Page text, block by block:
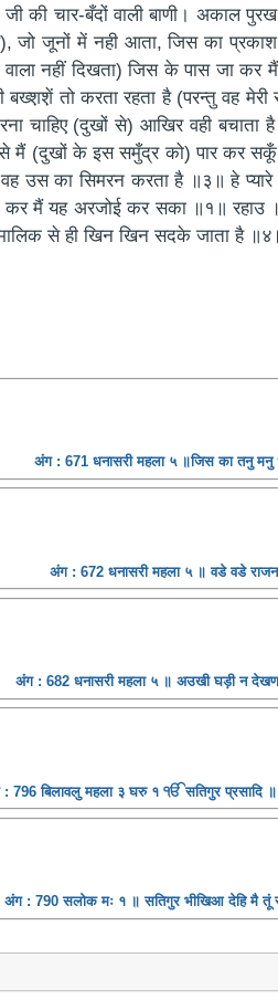
की चार-बँदों वाली बाणी। अकाल
जो जूनों में नही आता, जिस का
वाला नहीं दिखता) जिस के पास
बख्श़श़ें तो करता रहता है (परन्तु वह
चाहिए (दुखों से) आखिर वही
मैं (दुखों के इस समुँद्र को) पार कर
उस का सिमरन करता है ॥३॥ हे
मैं यह अरजोई कर सका ॥१॥ रहाउ
से ही खिन खिन सदके जाता है
अंग : 671 धनासरी महला ५ ॥जिस का तनु
अंग : 672 धनासरी महला ५ ॥ वडे वडे
अंग : 682 धनासरी महला ५ ॥ अउखी घड़ी न देखण
796 बिलावलु महला ३ घरु १ ੴ सतिगुर प्रसादि
अंग : 790 सलोक मः १ ॥ सतिगुर भीखिआ देहि मै तूं